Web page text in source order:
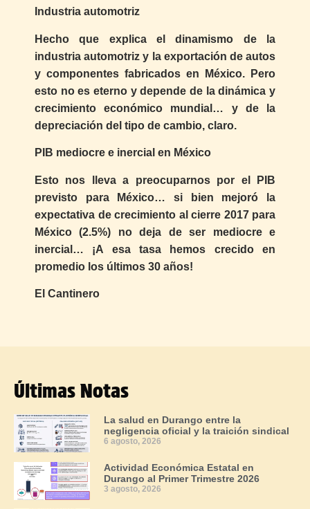
Industria automotriz
Hecho que explica el dinamismo de la
industria automotriz y la exportación de autos
y componentes fabricados en México. Pero
esto no es eterno y depende de la dinámica y
crecimiento económico mundial… y de la
depreciación del tipo de cambio, claro.
PIB mediocre e inercial en México
Esto nos lleva a preocuparnos por el PIB
previsto para México… si bien mejoró la
expectativa de crecimiento al cierre 2017 para
México (2.5%) no deja de ser mediocre e
inercial… ¡A esa tasa hemos crecido en
promedio los últimos 30 años!
El Cantinero
Últimas Notas
La salud en Durango entre la
negligencia oficial y la traición sindical
6 agosto, 2026
Actividad Económica Estatal en
Durango al Primer Trimestre 2026
3 agosto, 2026